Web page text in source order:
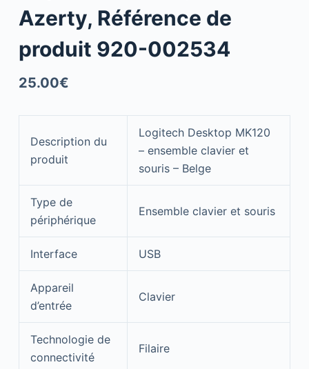
Azerty, Référence de
produit 920-002534
25.00€
Description du
produit
Logitech Desktop MK120
– ensemble clavier et
souris – Belge
Type de
périphérique
Ensemble clavier et souris
Interface USB
Appareil
d’entrée
Clavier
Technologie de
connectivité
Filaire